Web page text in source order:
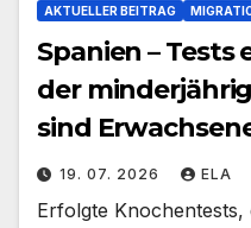
AKTUELLER BEITRAG
Spanien –
der
sind
19. 07. 2026 ELA
Erfolgte